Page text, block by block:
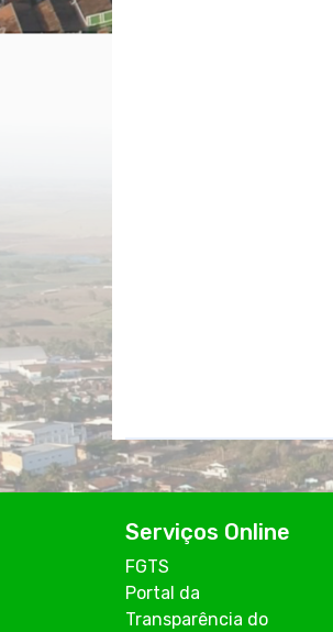
Serviços Online
FGTS
Portal da
Transparência do